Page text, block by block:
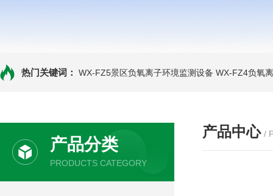
热门关键词： WX-FZ5景区负氧离子环境监测设备 WX-FZ4负氧
产品分类
PRODUCTS CATEGORY
产品中心 /